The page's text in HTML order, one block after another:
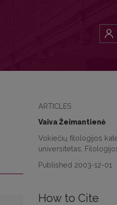
ARTICLES
Vaiva Žeimantienė
Vokiečių filologijos
universitetas,
Published 2003-12-01
How to Cite